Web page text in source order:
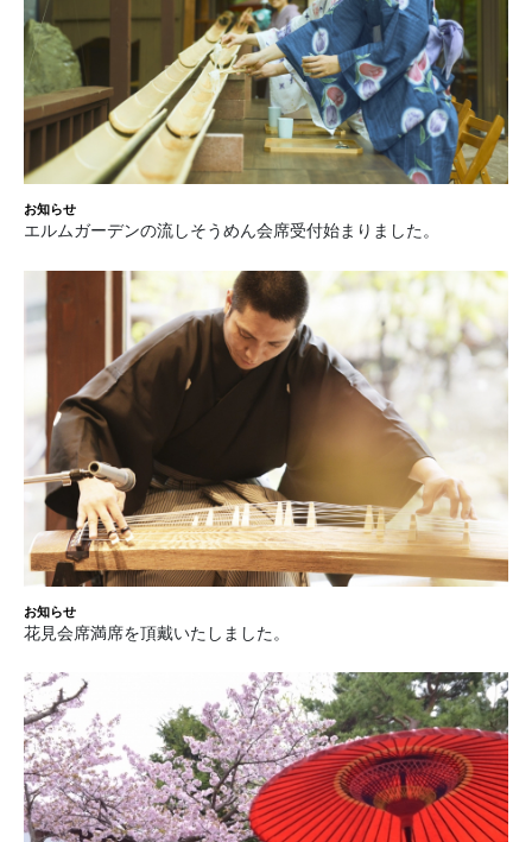
お知らせ
エルムガーデンの流しそうめん会席受付始まりました。
お知らせ
花見会席満席を頂戴いたしました。